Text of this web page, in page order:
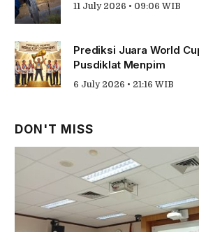
11 July 2026 • 09:06 WIB
Prediksi Juara World
Pusdiklat Menpim
6 July 2026 • 21:16 WIB
DON'T MISS